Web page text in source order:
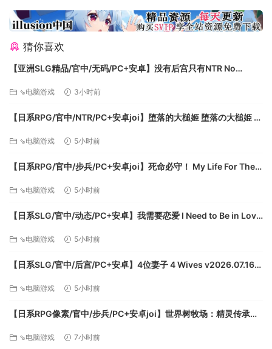
颅献颅座
7-更多巨构建筑：更多的巨苟、更多的帕瓦。
8-全种族美化：圈圈圈部社保。
10-更多旗帜、背景：健全的旗帜才能包裹的灵魂。
11-更高级的飞升：更多的飞升-20更多的帕瓦。
猜你喜欢
【亚洲SLG精品/官中/无码/PC+安卓】没有后宫只有NTR No
⇘电脑游戏 3小时前
【日系RPG/官中/NTR/PC+安卓joi】堕落的大槌姬 堕落の大槌姫 官
⇘电脑游戏 5小时前
【日系RPG/官中/步兵/PC+安卓joi】死命必守！ My Life For Thee!
⇘电脑游戏 5小时前
【日系SLG/官中/动态/PC+安卓】我需要恋爱 I Need to Be in Love
⇘电脑游戏 5小时前
【日系SLG/官中/后宫/PC+安卓】4位妻子 4 Wives v2026.07.16
⇘电脑游戏 5小时前
【日系RPG像素/官中/步兵/PC+安卓joi】世界树牧场：精灵传承
ムと世界樹の牧場～ 官方中文步兵版【1.26G】
⇘电脑游戏 7小时前